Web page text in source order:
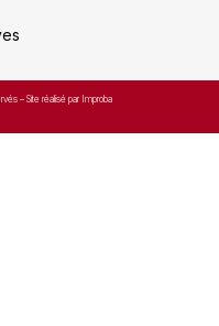
– Site réalisé par Improba